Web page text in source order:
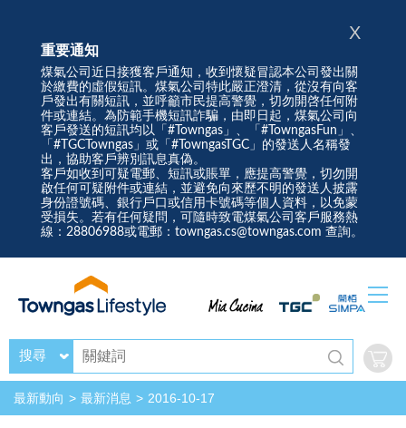
重要通知
煤氣公司近日接獲客戶通知，收到懷疑冒認本公司發出關
於繳費的虛假短訊。煤氣公司特此嚴正澄清，從沒有向客
戶發出有關短訊，並呼籲市民提高警覺，切勿開啓任何附
件或連結。為防範手機短訊詐騙，由即日起，煤氣公司向
客戶發送的短訊均以「#Towngas」、「#TowngasFun」、
「#TGCTowngas」或「#TowngasTGC」的發送人名稱發
出，協助客戶辨別訊息真偽。
客戶如收到可疑電郵、短訊或賬單，應提高警覺，切勿開
啟任何可疑附件或連結，並避免向來歷不明的發送人披露
身份證號碼、銀行戶口或信用卡號碼等個人資料，以免蒙
受損失。若有任何疑問，可隨時致電煤氣公司客戶服務熱
線：28806988或電郵：towngas.cs@towngas.com 查詢。
X
搜尋
最新動向 最新消息 2016-10-17